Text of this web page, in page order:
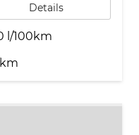
Details
l/100km